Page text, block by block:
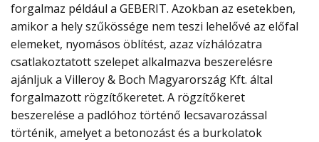
forgalmaz például a GEBERIT. Azokban az esetekben,
amikor a hely szűkössége nem teszi lehelővé az előfal
elemeket, nyomásos öblítést, azaz vízhálózatra
csatlakoztatott szelepet alkalmazva beszerelésre
ajánljuk a Villeroy & Boch Magyarország Kft. által
forgalmazott rögzítőkeretet. A rögzítőkeret
beszerelése a padlóhoz történő lecsavarozással
történik, amelyet a betonozást és a burkolatok